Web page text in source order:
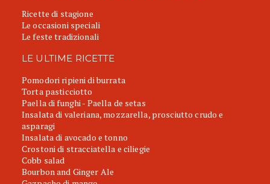
Ricette di stagione
Le occasioni speciali
Le feste tradizionali
LE ULTIME RICETTE
Pomodori ripieni di burrata
Torta pasticciotto
Paella di funghi - Paella de setas
Insalata di valeriana, mozzarella, prosciutto crudo e
asparagi
Insalata di avocado e tonno
Crostoni di stracciatella e ciliegie
Cobb salad
Bourbon and Ginger Ale